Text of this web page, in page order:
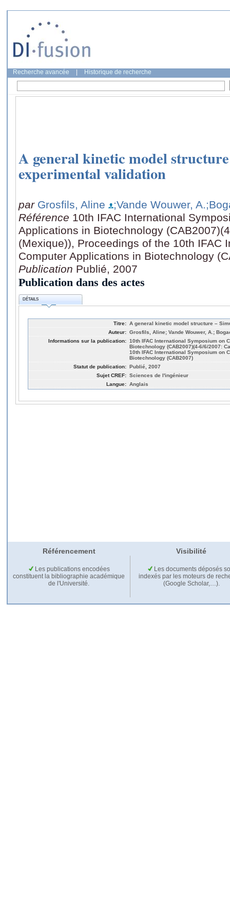
Recherche avancée Historique de recherche
A general kinetic model
experimental validation
par Grosfils, Aline ;Vande Wouwer, A.
Référence 10th IFAC International
Applications in Biotechnology
(Mexique)), Proceedings of the 10th IFAC
Computer Applications in Biotechnology
Publication Publié, 2007
Publication dans des actes
DÉTAILS
Titre: A general kinetic model structure –
Auteur: Grosfils, Aline; Vande Wouwer, A.;
Informations sur la publication: 10th IFAC International Symposium on
Biotechnology (CAB2007)(4-6/6/2007:
10th IFAC International Symposium on
Biotechnology (CAB2007)
Statut de publication: Publié, 2007
Sujet CREF: Sciences de l'ingénieur
Langue: Anglais
Référencement Visibilité
Les publications encodées
constituent la bibliographie académique
de l'Université.
Les documents déposés
indexés par les moteurs de
(Google Scholar,…).